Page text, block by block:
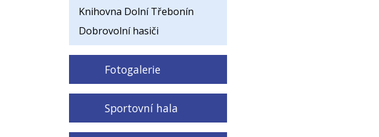
Knihovna Dolní Třebonín
Dobrovolní hasiči
Fotogalerie
Sportovní hala